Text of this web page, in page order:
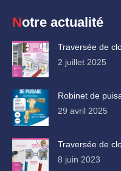
Notre actualité
Traversée de
2 juillet 2025
Robinet de
29 avril 2025
Traversée de
8 juin 2023